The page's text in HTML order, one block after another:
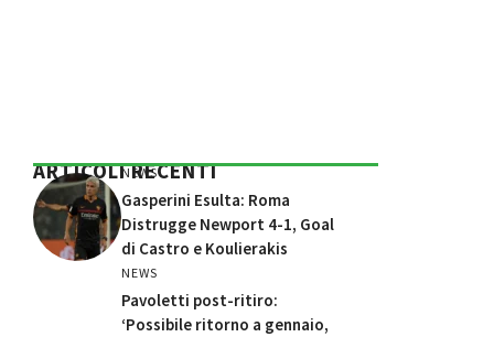
ARTICOLI RECENTI
NEWS
Gasperini Esulta: Roma
Distrugge Newport 4-1, Goal
di Castro e Koulierakis
NEWS
Pavoletti post-ritiro:
‘Possibile ritorno a gennaio,